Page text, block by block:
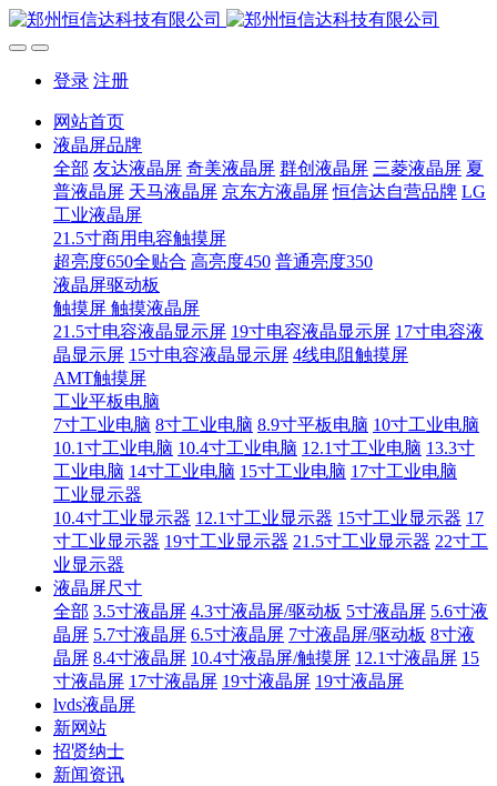
登录 注册
网站首页
液晶屏品牌
全部 友达液晶屏 奇美液晶屏 群创液晶屏 三菱液晶屏 夏
普液晶屏 天马液晶屏 京东方液晶屏 恒信达自营品牌 LG
工业液晶屏
21.5寸商用电容触摸屏
超亮度650全贴合 高亮度450 普通亮度350
液晶屏驱动板
触摸屏 触摸液晶屏
21.5寸电容液晶显示屏 19寸电容液晶显示屏 17寸电容液
晶显示屏 15寸电容液晶显示屏 4线电阻触摸屏
AMT触摸屏
工业平板电脑
7寸工业电脑 8寸工业电脑 8.9寸平板电脑 10寸工业电脑
10.1寸工业电脑 10.4寸工业电脑 12.1寸工业电脑 13.3寸
工业电脑 14寸工业电脑 15寸工业电脑 17寸工业电脑
工业显示器
10.4寸工业显示器 12.1寸工业显示器 15寸工业显示器 17
寸工业显示器 19寸工业显示器 21.5寸工业显示器 22寸工
业显示器
液晶屏尺寸
全部 3.5寸液晶屏 4.3寸液晶屏/驱动板 5寸液晶屏 5.6寸液
晶屏 5.7寸液晶屏 6.5寸液晶屏 7寸液晶屏/驱动板 8寸液
晶屏 8.4寸液晶屏 10.4寸液晶屏/触摸屏 12.1寸液晶屏 15
寸液晶屏 17寸液晶屏 19寸液晶屏 19寸液晶屏
lvds液晶屏
新网站
招贤纳士
新闻资讯